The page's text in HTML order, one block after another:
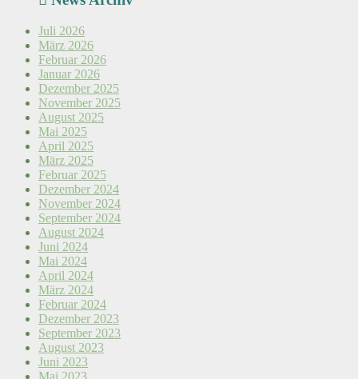
Juli 2026
März 2026
Februar 2026
Januar 2026
Dezember 2025
November 2025
August 2025
Mai 2025
April 2025
März 2025
Februar 2025
Dezember 2024
November 2024
September 2024
August 2024
Juni 2024
Mai 2024
April 2024
März 2024
Februar 2024
Dezember 2023
September 2023
August 2023
Juni 2023
Mai 2023